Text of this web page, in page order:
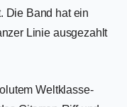
Die Band hat ein
Linie ausgezahlt
Weltklasse-